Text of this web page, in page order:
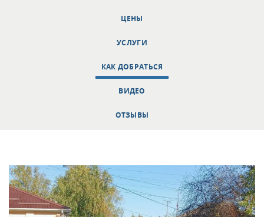
ЦЕНЫ
УСЛУГИ
КАК ДОБРАТЬСЯ
ВИДЕО
ОТЗЫВЫ